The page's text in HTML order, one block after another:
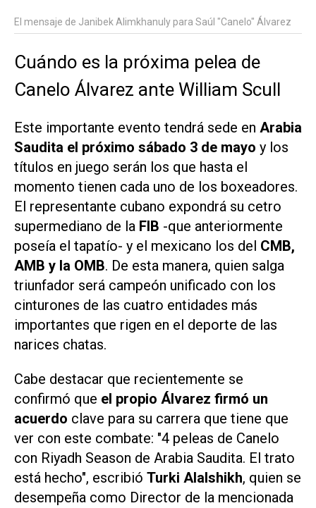
El mensaje de Janibek Alimkhanuly para Saúl "Canelo" Álvarez
Cuándo es la próxima pelea de
Canelo Álvarez ante William Scull
Este importante evento tendrá sede en Arabia
Saudita el próximo sábado 3 de mayo y los
títulos en juego serán los que hasta el
momento tienen cada uno de los boxeadores.
El representante cubano expondrá su cetro
supermediano de la FIB -que anteriormente
poseía el tapatío- y el mexicano los del CMB,
AMB y la OMB. De esta manera, quien salga
triunfador será campeón unificado con los
cinturones de las cuatro entidades más
importantes que rigen en el deporte de las
narices chatas.
Cabe destacar que recientemente se
confirmó que el propio Álvarez firmó un
acuerdo clave para su carrera que tiene que
ver con este combate: "4 peleas de Canelo
con Riyadh Season de Arabia Saudita. El trato
está hecho", escribió Turki Alalshikh, quien se
desempeña como Director de la mencionada